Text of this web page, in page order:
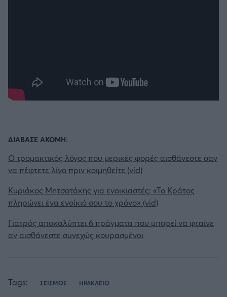
ΔΙΑΒΑΣΕ ΑΚΟΜΗ:
Ο τρομακτικός λόγος που μερικές φορές αισθάνεστε σαν
να πέφτετε λίγο πριν κοιμηθείτε (vid)
Κυριάκος Μητσοτάκης για ενοικιαστές: «Το Κράτος
πληρώνει ένα ενοίκιό σου το χρόνο» (vid)
Γιατρός αποκαλύπτει 6 πράγματα που μπορεί να φταίνε
αν αισθάνεστε συνεχώς κουρασμένοι
Tags: ΣΕΙΣΜΟΣ ΗΡΑΚΛΕΙΟ